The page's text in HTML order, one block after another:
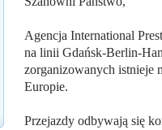
Agencja International
na linii Gdańsk-Berlin-
zorganizowanych istnieje
Europie.
Przejazdy odbywają się